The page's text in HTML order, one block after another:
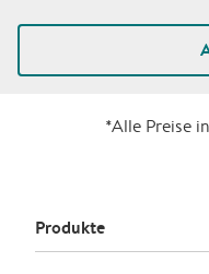
*Alle Preise
Produkte